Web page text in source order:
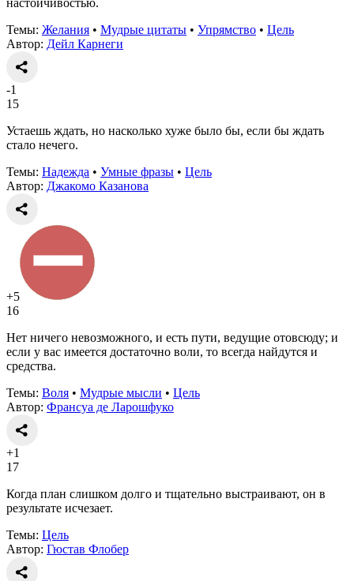
Темы: Желания • Мудрые цитаты • Упрямство • Цель
Автор: Дейл Карнеги
-1
15
Устаешь ждать, но насколько хуже было бы, если бы ждать
стало нечего.
Темы: Надежда • Умные фразы • Цель
Автор: Джакомо Казанова
+5
16
Нет ничего невозможного, и есть пути, ведущие отовсюду; и
если у вас имеется достаточно воли, то всегда найдутся и
средства.
Темы: Воля • Мудрые мысли • Цель
Автор: Франсуa де Ларошфуко
+1
17
Когда план слишком долго и тщательно выстраивают, он в
результате исчезает.
Темы: Цель
Автор: Гюстав Флобер